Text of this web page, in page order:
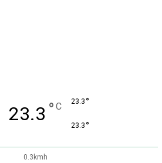
23.3 ° C 23.3 °
23.3 °
0.3kmh